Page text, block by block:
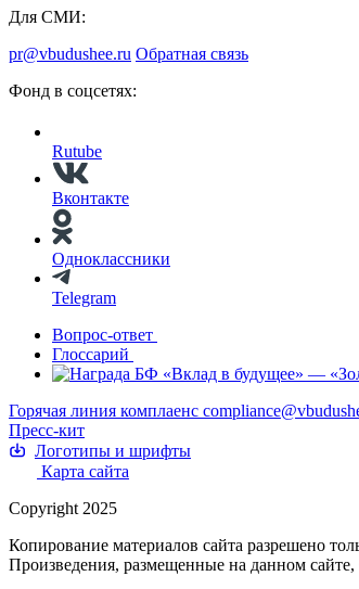
Для СМИ:
pr@vbudushee.ru Обратная связь
Фонд в соцсетях:
Rutube
Вконтакте
Одноклассники
Telegram
Вопрос-ответ
Глоссарий
Горячая линия комплаенс
Пресс-кит
Логотипы и шрифты
Карта сайта
Copyright 2025
Копирование материалов сайта разрешено
Произведения, размещенные на данном